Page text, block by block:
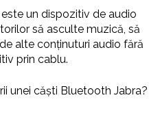
un dispozitiv de audio
să asculte muzică, să
alte conținuturi audio fără
prin cablu.
unei căști Bluetooth Jabra?